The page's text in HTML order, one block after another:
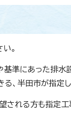
。
準にあった排
、半田市が指定し
される方も指定